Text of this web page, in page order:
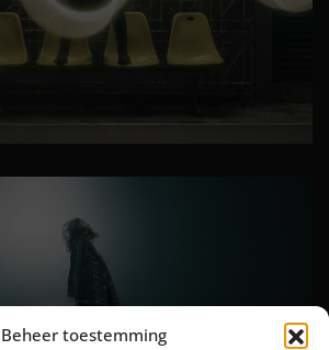
Beheer toestemming